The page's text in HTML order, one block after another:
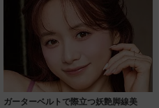
ガーターベルトで際立つ妖艶脚線美